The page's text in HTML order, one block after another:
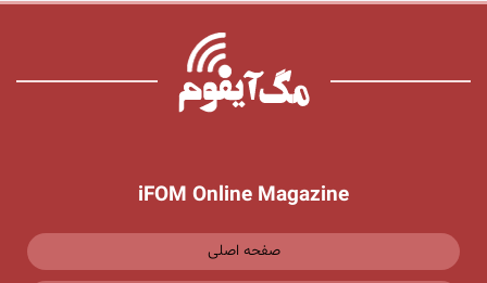
iFOM Online Magazine
صفحه اصلی